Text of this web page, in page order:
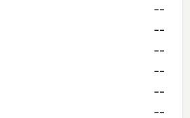
--
--
--
--
--
--